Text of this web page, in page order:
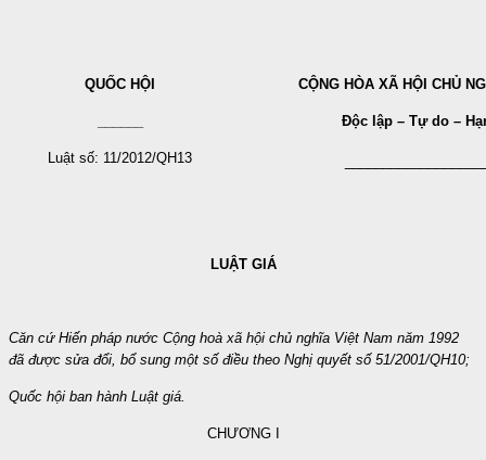
QUỐC HỘI
Luật số: 11/2012/QH13
CỘNG HÒA XÃ HỘI CHỦ
Độc lập – Tự do –
LUẬT GIÁ
Căn cứ Hiến pháp nước Cộng hoà xã hội chủ nghĩa Việt Nam năm 1992
đã được sửa đổi, bổ sung một số điều theo Nghị quyết số 51/2001/QH10;
Quốc hội ban hành Luật giá.
CHƯƠNG I